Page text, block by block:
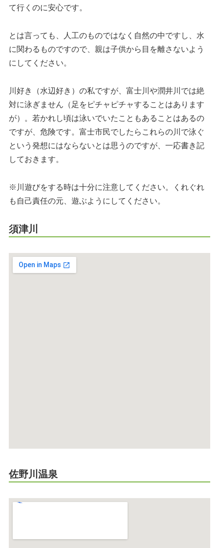
て行くのに安心です。
とは言っても、人工のものではなく自然の中ですし、水
に関わるものですので、親は子供から目を離さないよう
にしてください。
川好き（水辺好き）の私ですが、富士川や潤井川では絶
対に泳ぎません（足をピチャピチャすることはあります
が）。若かれし頃は泳いでいたこともあることはあるの
ですが、危険です。富士市民でしたらこれらの川で泳ぐ
という発想にはならないとは思うのですが、一応書き記
しておきます。
※川遊びをする時は十分に注意してください。くれぐれ
も自己責任の元、遊ぶようにしてください。
須津川
佐野川温泉